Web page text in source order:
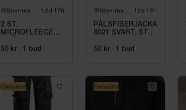
Bromma 12d 17h
2 ST.
MICROFLEECEJACKA
WORKWEAR. STL
50 kr · 1 bud
Bromma 12d 19h
PÄLSFIBERJACKA
8021 SVART. STL
50 kr · 1 bud
Oanvänd Oanvänd